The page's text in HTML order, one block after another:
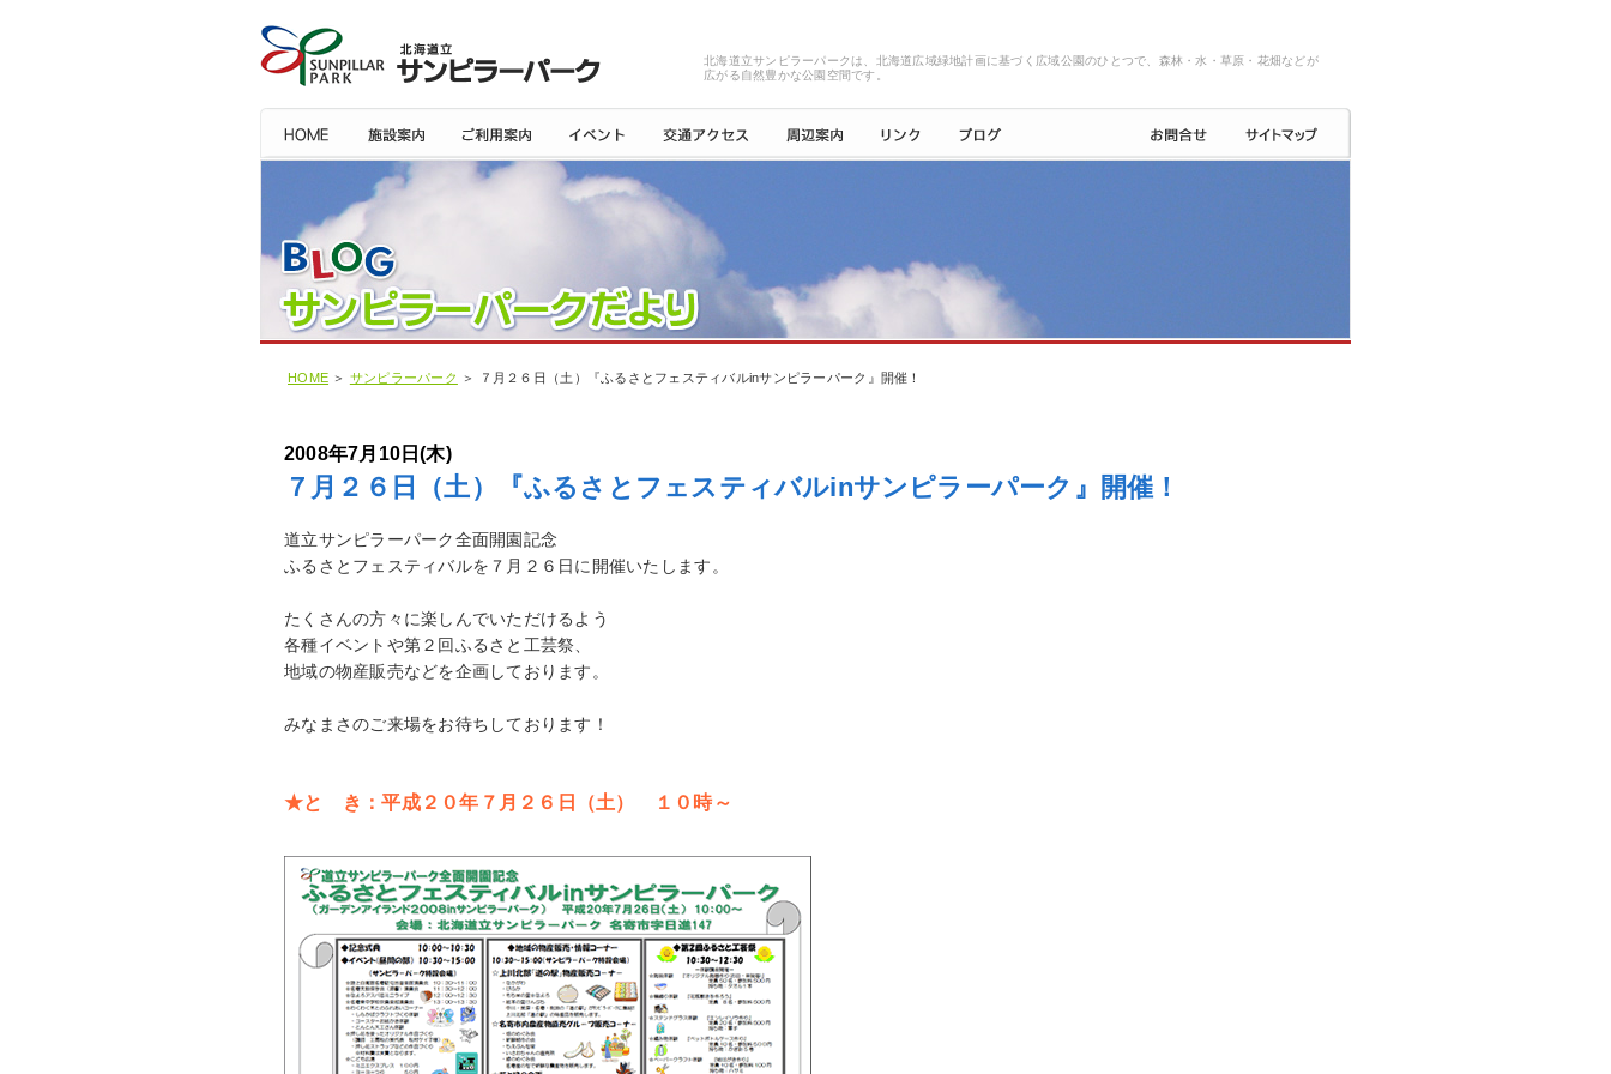
北海道立サンピラーパークは、北海道広域緑地計画に基づく広域公園のひとつで、森林・水・草原・花畑などが
広がる自然豊かな公園空間です。
HOME ＞ サンピラーパーク ＞ ７月２６日（土）『ふるさとフェスティバルinサンピラーパーク』開催！
2008年7月10日(木)
７月２６日（土）『ふるさとフェスティバルinサンピラーパーク』開催！
道立サンピラーパーク全面開園記念
ふるさとフェスティバルを７月２６日に開催いたします。
たくさんの方々に楽しんでいただけるよう
各種イベントや第２回ふるさと工芸祭、
地域の物産販売などを企画しております。
みなまさのご来場をお待ちしております！
★と き：平成２０年７月２６日（土） １０時～